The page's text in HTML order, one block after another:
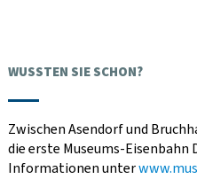
WUSSTEN SIE SCHON?
Zwischen Asendorf und
die erste Museums-Eisenbahn
Informationen unter